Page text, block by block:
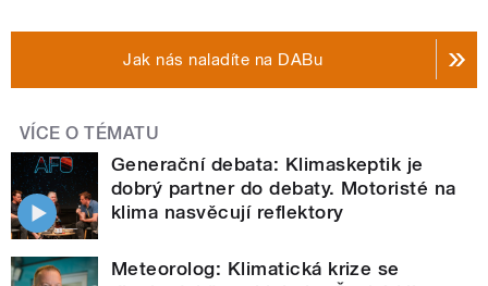
Jak nás naladíte na DABu
VÍCE O TÉMATU
Generační debata: Klimaskeptik je
dobrý partner do debaty. Motoristé na
klima nasvěcují reflektory
Meteorolog: Klimatická krize se